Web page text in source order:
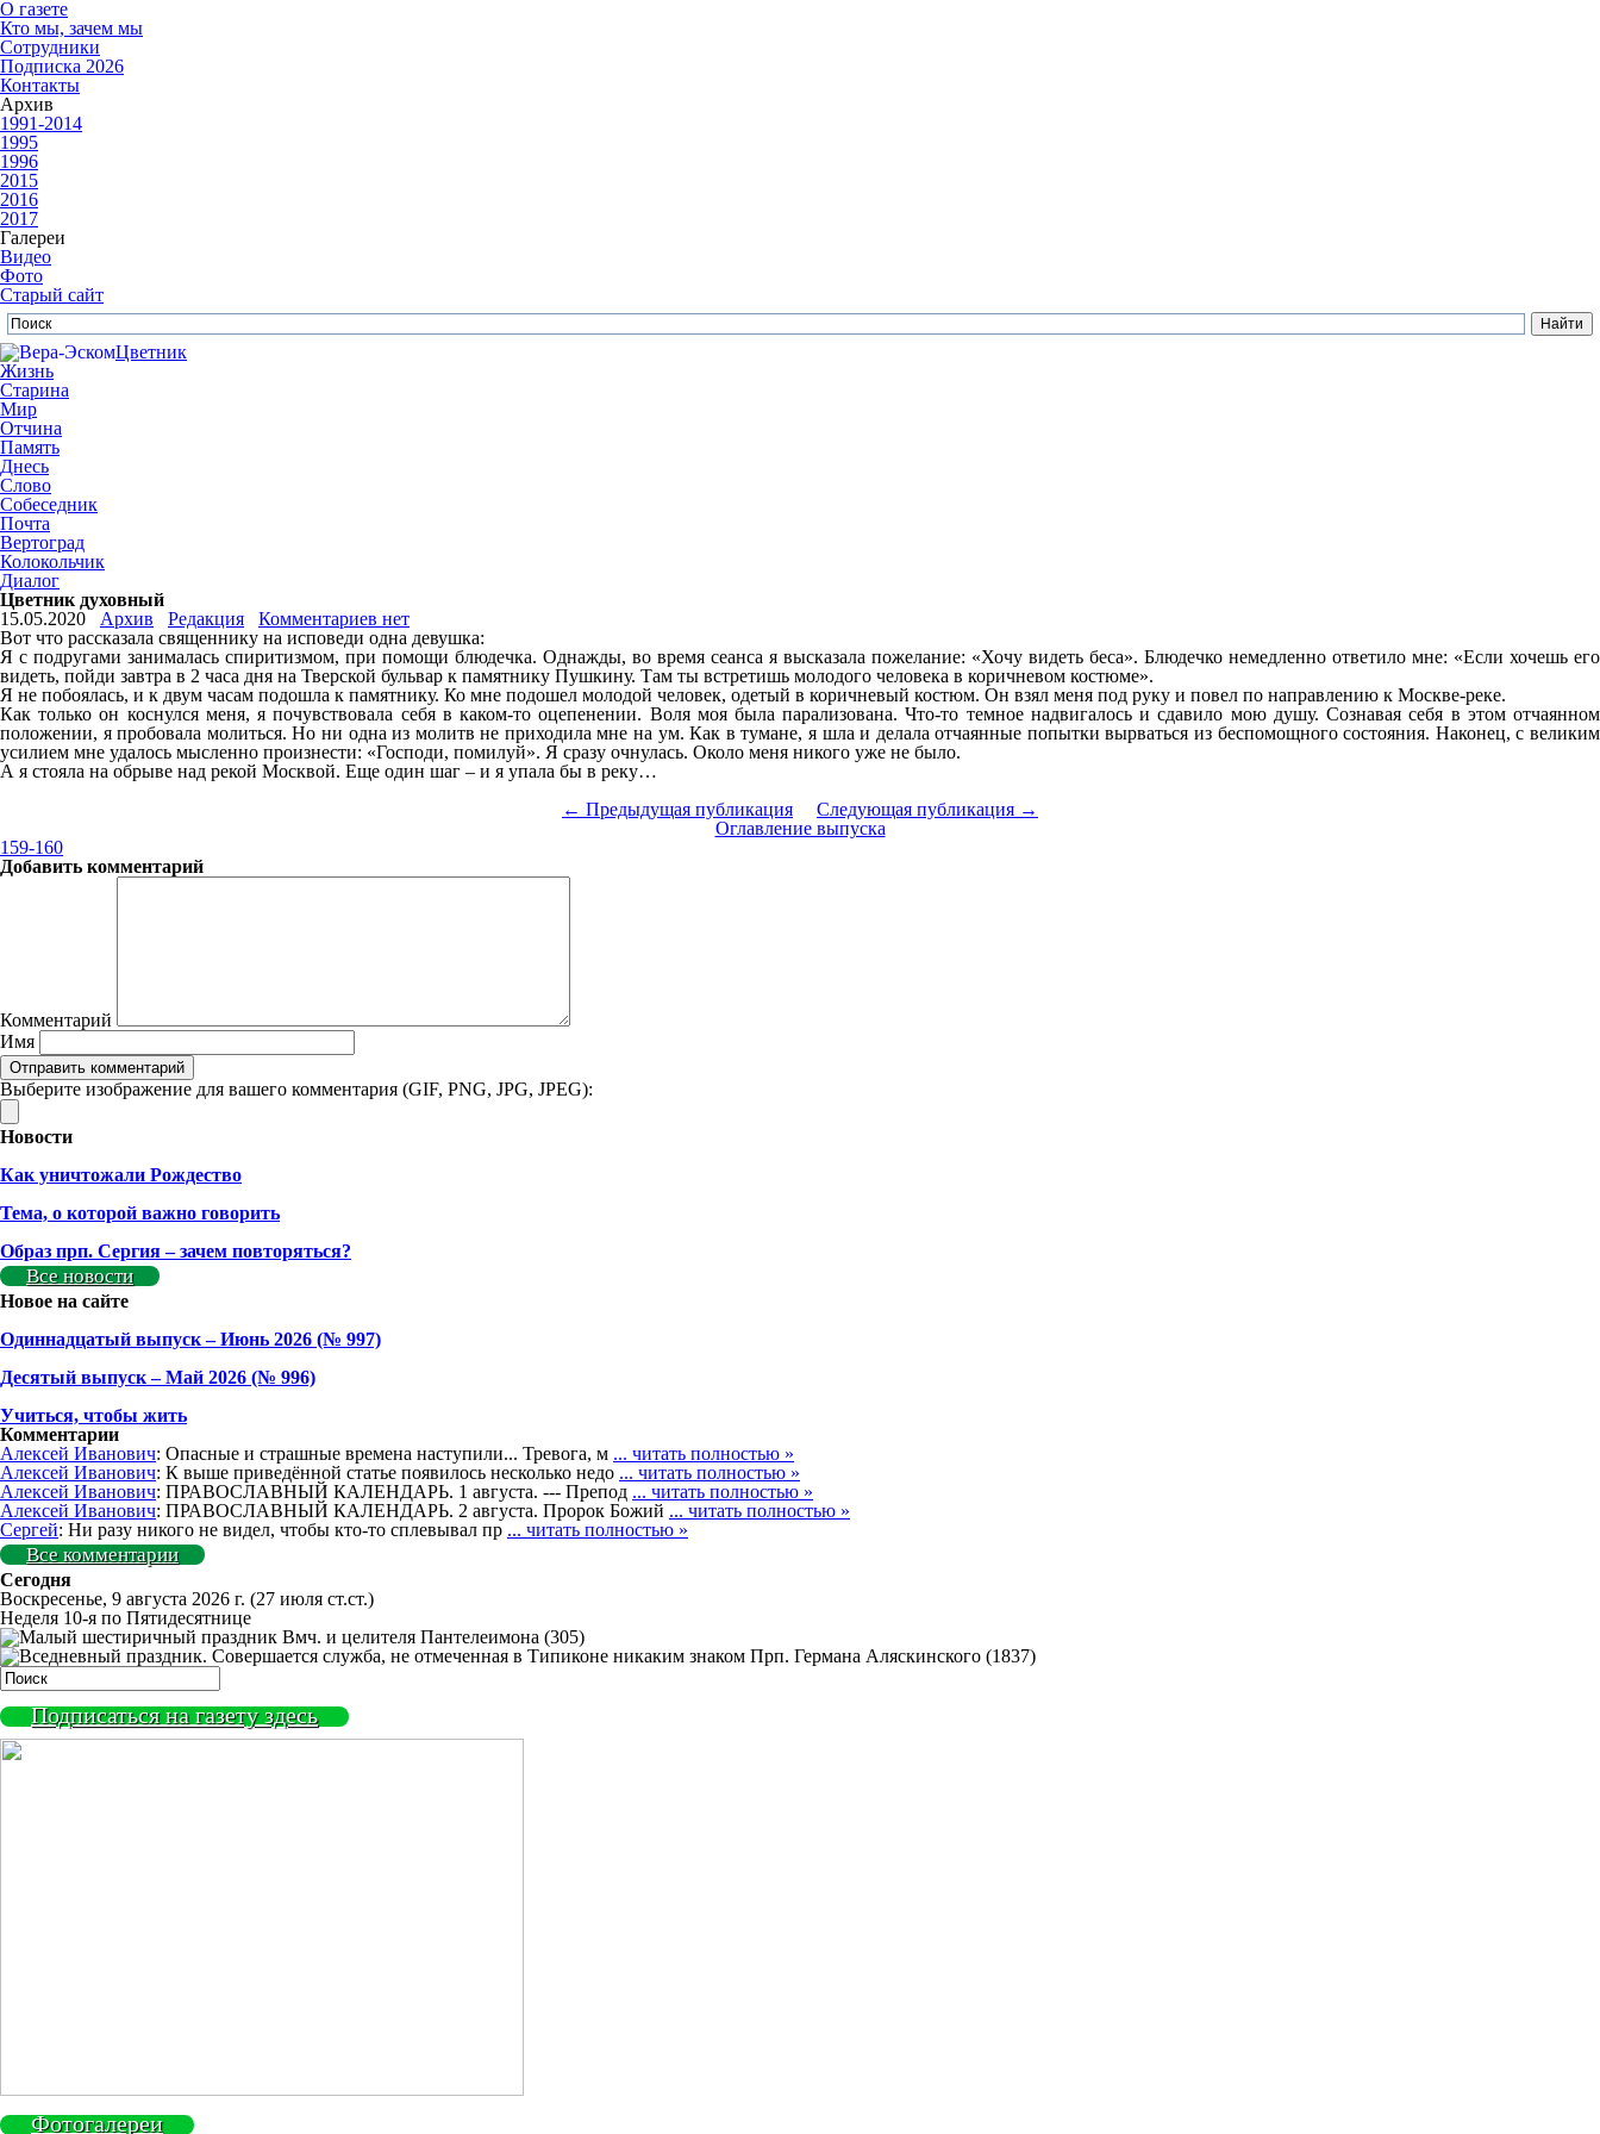
О газете
Кто мы, зачем мы
Сотрудники
Подписка 2026
Контакты
Архив
1991-2014
1995
1996
2015
2016
2017
Галереи
Видео
Фото
Старый сайт
Цветник
Жизнь
Старина
Мир
Отчина
Память
Днесь
Слово
Собеседник
Почта
Вертоград
Колокольчик
Диалог
Цветник духовный
15.05.2020
Архив Редакция
Комментариев нет
Вот что рассказала священнику на исповеди одна девушка:
Я с подругами занималась спиритизмом, при помощи блюдечка. Однажды, во время сеанса я высказала пожелание: «Хочу видеть беса». Блюдечко немедленно ответило мне: «Если хочешь его
видеть, пойди завтра в 2 часа дня на Тверской бульвар к памятнику Пушкину. Там ты встретишь молодого человека в коричневом костюме».
Я не побоялась, и к двум часам подошла к памятнику. Ко мне подошел молодой человек, одетый в коричневый костюм. Он взял меня под руку и повел по направлению к Москве-реке.
Как только он коснулся меня, я почувствовала себя в каком-то оцепенении. Воля моя была парализована. Что-то темное надвигалось и сдавило мою душу. Сознавая себя в этом отчаянном
положении, я пробовала молиться. Но ни одна из молитв не приходила мне на ум. Как в тумане, я шла и делала отчаянные попытки вырваться из беспомощного состояния. Наконец, с великим
усилием мне удалось мысленно произнести: «Господи, помилуй». Я сразу очнулась. Около меня никого уже не было.
А я стояла на обрыве над рекой Москвой. Еще один шаг – и я упала бы в реку…
← Предыдущая публикация
Следующая публикация →
Оглавление выпуска
159-160
Добавить комментарий
Комментарий
Имя
Выберите изображение для вашего комментария (GIF, PNG, JPG, JPEG):
Новости
Как уничтожали Рождество
Тема, о которой важно говорить
Образ прп. Сергия – зачем повторяться?
Все новости
Новое на сайте
Одиннадцатый выпуск – Июнь 2026 (№ 997)
Деcятый выпуск – Май 2026 (№ 996)
Учиться, чтобы жить
Комментарии
Алексей Иванович: Опасные и страшные времена наступили... Тревога, м ... читать полностью »
Алексей Иванович: К выше приведённой статье появилось несколько недо ... читать полностью »
Алексей Иванович: ПРАВОСЛАВНЫЙ КАЛЕНДАРЬ. 1 августа. --- Препод ... читать полностью »
Алексей Иванович: ПРАВОСЛАВНЫЙ КАЛЕНДАРЬ. 2 августа. Пророк Божий ... читать полностью »
Сергей: Ни разу никого не видел, чтобы кто-то сплевывал пр ... читать полностью »
Все комментарии
Сегодня
Воскресенье, 9 августа 2026 г. (27 июля ст.ст.)
Неделя 10-я по Пятидесятнице
Вмч. и целителя Пантелеимона (305)
Прп. Германа Аляскинского (1837)
Подписаться на газету здесь
Фотогалереи